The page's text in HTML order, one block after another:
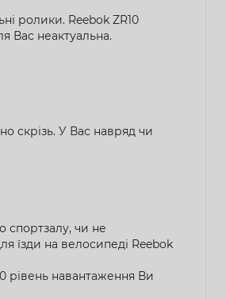
ролики. Reebok ZR10
Вас неактуальна.
скрізь. У Вас навряд чи
спортзалу, чи не
їзди на велосипеді Reebok
рівень навантаження Ви